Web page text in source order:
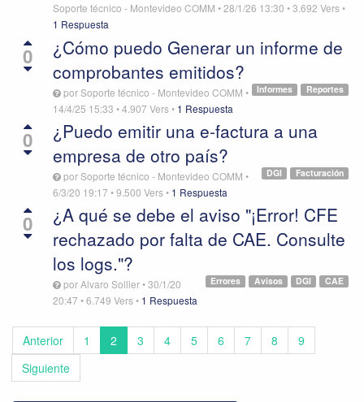
Soporte técnico - Montevideo COMM •28/1/26 13:30 •3.692 Vers•
1 Respuesta
0
¿Cómo puedo Generar un informe de
comprobantes emitidos?
Reportes
Informes
porSoporte técnico - Montevideo COMM •
14/4/25 15:33 •4.907 Vers• 1 Respuesta
0
¿Puedo emitir una e-factura a una
empresa de otro país?
Facturación
DGI
porSoporte técnico - Montevideo COMM •
6/3/20 19:17 •9.500 Vers• 1 Respuesta
0
¿A qué se debe el aviso "¡Error! CFE
rechazado por falta de CAE. Consulte
los logs."?
CAE
DGI
Avisos
Errores
porAlvaro Sollier•30/1/20
20:47 •6.749 Vers• 1 Respuesta
Anterior 1 2 3 4 5 6 7 8
9
Siguiente